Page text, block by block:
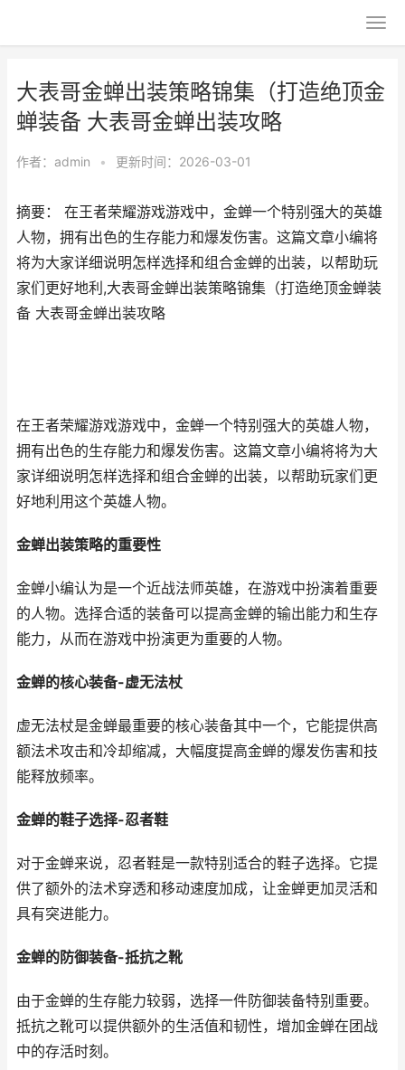
大表哥金蝉出装策略锦集（打造绝顶金
蝉装备 大表哥金蝉出装攻略
作者： admin • 更新时间：2026-03-01
摘要： 在王者荣耀游戏游戏中，金蝉一个特别强大的英雄
人物，拥有出色的生存能力和爆发伤害。这篇文章小编将
将为大家详细说明怎样选择和组合金蝉的出装，以帮助玩
家们更好地利,大表哥金蝉出装策略锦集（打造绝顶金蝉装
备 大表哥金蝉出装攻略
在王者荣耀游戏游戏中，金蝉一个特别强大的英雄人物，
拥有出色的生存能力和爆发伤害。这篇文章小编将将为大
家详细说明怎样选择和组合金蝉的出装，以帮助玩家们更
好地利用这个英雄人物。
金蝉出装策略的重要性
金蝉小编认为是一个近战法师英雄，在游戏中扮演着重要
的人物。选择合适的装备可以提高金蝉的输出能力和生存
能力，从而在游戏中扮演更为重要的人物。
金蝉的核心装备-虚无法杖
虚无法杖是金蝉最重要的核心装备其中一个，它能提供高
额法术攻击和冷却缩减，大幅度提高金蝉的爆发伤害和技
能释放频率。
金蝉的鞋子选择-忍者鞋
对于金蝉来说，忍者鞋是一款特别适合的鞋子选择。它提
供了额外的法术穿透和移动速度加成，让金蝉更加灵活和
具有突进能力。
金蝉的防御装备-抵抗之靴
由于金蝉的生存能力较弱，选择一件防御装备特别重要。
抵抗之靴可以提供额外的生活值和韧性，增加金蝉在团战
中的存活时刻。